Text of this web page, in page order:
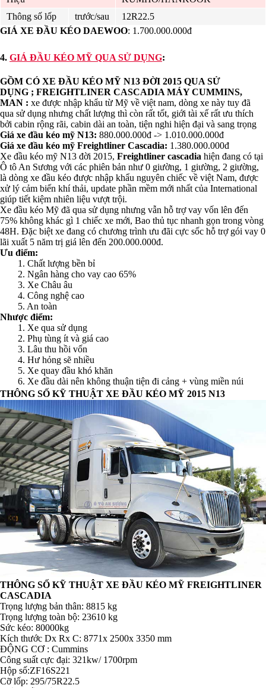
Thông số lốp
trước/sau
12R22.5
GIÁ XE ĐẦU KÉO DAEWOO: 1.700.000.000đ
4. GIÁ ĐẦU KÉO MỸ QUA SỬ DỤNG:
GỒM CÓ XE ĐẦU KÉO MỸ N13 ĐỜI 2015 QUA SỬ
DỤNG ; FREIGHTLINER CASCADIA MÁY CUMMINS,
MAN : xe được nhập khẩu từ Mỹ về việt nam, dòng xe này tuy đã
qua sử dụng nhưng chất lượng thì còn rất tốt, giới tài xế rất ưu thích
bởi cabin rộng rãi, cabin dài an toàn, tiện nghi hiện đại và sang trọng
Giá xe đầu kéo mỹ N13: 880.000.000đ -> 1.010.000.000đ
Giá xe đầu kéo mỹ Freightliner Cascadia: 1.380.000.000đ
Xe đầu kéo mỹ N13 đời 2015, Freightliner cascadia hiện đang có tại
Ô tô An Sương với các phiên bản như 0 giường, 1 giường, 2 giường,
là dòng xe đầu kéo được nhập khẩu nguyên chiếc về việt Nam, được
xử lý cảm biến khí thải, update phần mềm mới nhất của International
giúp tiết kiệm nhiên liệu vượt trội.
Xe đầu kéo Mỹ đã qua sử dụng nhưng vẫn hỗ trợ vay vốn lên đến
75% không khác gì 1 chiếc xe mới, Bao thủ tục nhanh gọn trong vòng
48H. Đặc biệt xe đang có chương trình ưu đãi cực sốc hỗ trợ gói vay 0
lãi xuất 5 năm trị giá lên đến 200.000.000đ.
Ưu điểm:
1. Chất lượng bền bỉ
2. Ngân hàng cho vay cao 65%
3. Xe Châu âu
4. Công nghệ cao
5. An toàn
Nhược điểm:
1. Xe qua sử dụng
2. Phụ tùng ít và giá cao
3. Lâu thu hồi vốn
4. Hư hỏng sẽ nhiều
5. Xe quay đầu khó khăn
6. Xe đầu dài nên không thuận tiện đi cảng + vùng miền núi
THÔNG SỐ KỸ THUẬT XE ĐẦU KÉO MỸ 2015 N13
THÔNG SỐ KỸ THUẬT XE ĐẦU KÉO MỸ FREIGHTLINER
CASCADIA
Trọng lượng bản thân: 8815 kg
Trọng lượng toàn bộ: 23610 kg
Sức kéo: 80000kg
Kích thước Dx Rx C: 8771x 2500x 3350 mm
ĐỘNG CƠ : Cummins
Công suất cực đại: 321kw/ 1700rpm
Hộp số:ZF16S221
Cỡ lốp: 295/75R22.5